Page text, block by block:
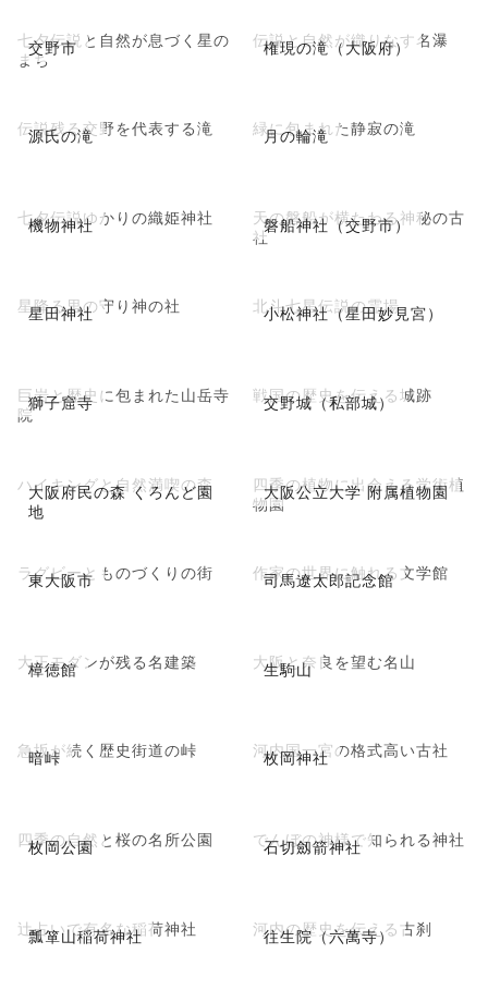
交野市
七夕伝説と自然が息づく星の
まち
権現の滝（大阪府）
伝説と自然が織りなす名瀑
源氏の滝
伝説残る交野を代表する滝 月の輪滝
緑に包まれた静寂の滝
機物神社
七夕伝説ゆかりの織姫神社 磐船神社（交野市）
天の磐船が横たわる神秘の古
社
星田神社
星降る里の守り神の社 小松神社（星田妙見宮）
北斗七星伝説の霊場
獅子窟寺
巨岩と歴史に包まれた山岳寺
院
交野城（私部城）
戦国の歴史を伝える城跡
大阪府民の森 くろんど園
地
ハイキングと自然満喫の森 大阪公立大学 附属植物園
四季の植物に出会える学術植
物園
東大阪市
ラグビーとものづくりの街 司馬遼太郎記念館
作家の世界に触れる文学館
樟徳館
大正モダンが残る名建築 生駒山
大阪と奈良を望む名山
暗峠
急坂が続く歴史街道の峠 枚岡神社
河内国一宮の格式高い古社
枚岡公園
四季の自然と桜の名所公園 石切劔箭神社
でんぼの神様で知られる神社
瓢箪山稲荷神社
辻占いで有名な稲荷神社 往生院（六萬寺）
河内の歴史を伝える古刹